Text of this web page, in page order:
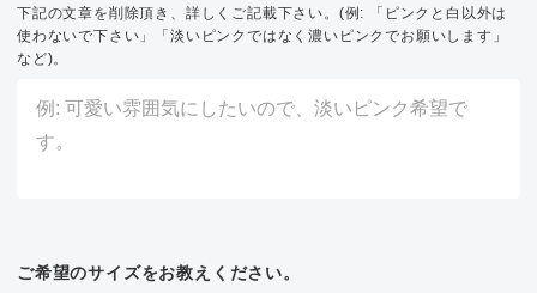
下記の文章を削除頂き、詳しくご記載下さい。(例: 「ピンクと白以外は
使わないで下さい」「淡いピンクではなく濃いピンクでお願いします」
など)。
ご希望のサイズをお教えください。